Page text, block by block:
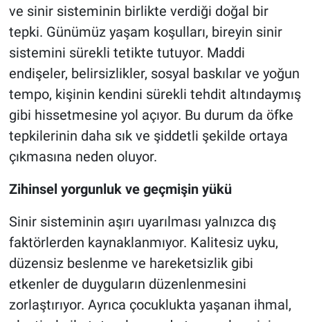
ve sinir sisteminin birlikte verdiği doğal bir
tepki. Günümüz yaşam koşulları, bireyin sinir
sistemini sürekli tetikte tutuyor. Maddi
endişeler, belirsizlikler, sosyal baskılar ve yoğun
tempo, kişinin kendini sürekli tehdit altındaymış
gibi hissetmesine yol açıyor. Bu durum da öfke
tepkilerinin daha sık ve şiddetli şekilde ortaya
çıkmasına neden oluyor.
Zihinsel yorgunluk ve geçmişin yükü
Sinir sisteminin aşırı uyarılması yalnızca dış
faktörlerden kaynaklanmıyor. Kalitesiz uyku,
düzensiz beslenme ve hareketsizlik gibi
etkenler de duyguların düzenlenmesini
zorlaştırıyor. Ayrıca çocuklukta yaşanan ihmal,